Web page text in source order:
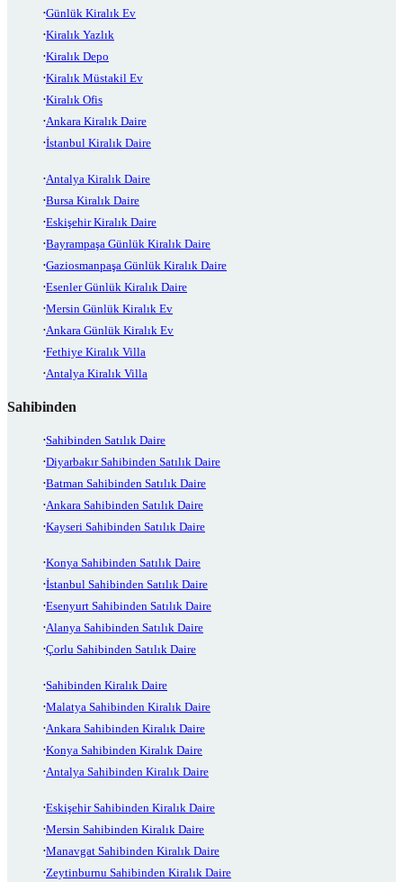
Günlük Kiralık Ev
Kiralık Yazlık
Kiralık Depo
Kiralık Müstakil Ev
Kiralık Ofis
Ankara Kiralık Daire
İstanbul Kiralık Daire
Antalya Kiralık Daire
Bursa Kiralık Daire
Eskişehir Kiralık Daire
Bayrampaşa Günlük Kiralık Daire
Gaziosmanpaşa Günlük Kiralık Daire
Esenler Günlük Kiralık Daire
Mersin Günlük Kiralık Ev
Ankara Günlük Kiralık Ev
Fethiye Kiralık Villa
Antalya Kiralık Villa
Sahibinden
Sahibinden Satılık Daire
Diyarbakır Sahibinden Satılık Daire
Batman Sahibinden Satılık Daire
Ankara Sahibinden Satılık Daire
Kayseri Sahibinden Satılık Daire
Konya Sahibinden Satılık Daire
İstanbul Sahibinden Satılık Daire
Esenyurt Sahibinden Satılık Daire
Alanya Sahibinden Satılık Daire
Çorlu Sahibinden Satılık Daire
Sahibinden Kiralık Daire
Malatya Sahibinden Kiralık Daire
Ankara Sahibinden Kiralık Daire
Konya Sahibinden Kiralık Daire
Antalya Sahibinden Kiralık Daire
Eskişehir Sahibinden Kiralık Daire
Mersin Sahibinden Kiralık Daire
Manavgat Sahibinden Kiralık Daire
Zeytinburnu Sahibinden Kiralık Daire